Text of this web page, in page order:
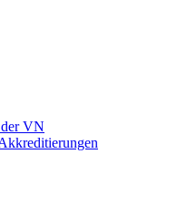
der VN